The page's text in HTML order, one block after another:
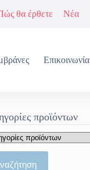
θα έρθετε Νέα
Επικοινωνία
προϊόντων